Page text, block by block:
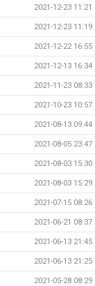
2021-12-23 11:21
2021-12-23 11:19
2021-12-22 16:55
2021-12-13 16:34
2021-11-23 08:33
2021-10-23 10:57
2021-08-13 09:44
2021-08-05 23:47
2021-08-03 15:30
2021-08-03 15:29
2021-07-15 08:26
2021-06-21 08:37
2021-06-13 21:45
2021-06-13 21:25
2021-05-28 08:29